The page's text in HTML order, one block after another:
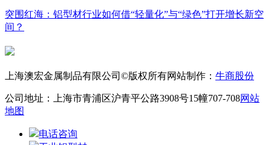
突围红海：铝型材行业如何借“轻量化”与“绿色”打开增长新空
间？
上海澳宏金属制品有限公司©版权所有网站制作： 牛商股份
公司地址：上海市青浦区沪青平公路3908号15幢707-708网站
地图
电话咨询